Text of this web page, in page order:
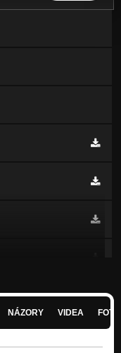
NÁZORY VIDEA